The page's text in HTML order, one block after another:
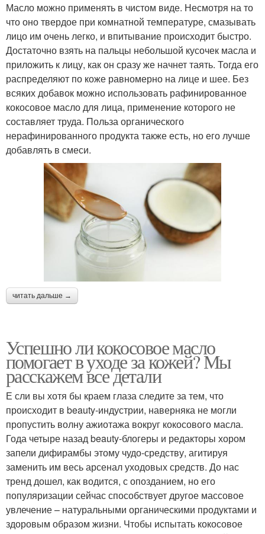
Масло можно применять в чистом виде. Несмотря на то
что оно твердое при комнатной температуре, смазывать
лицо им очень легко, и впитывание происходит быстро.
Достаточно взять на пальцы небольшой кусочек масла и
приложить к лицу, как он сразу же начнет таять. Тогда его
распределяют по коже равномерно на лице и шее. Без
всяких добавок можно использовать рафинированное
кокосовое масло для лица, применение которого не
составляет труда. Польза органического
нерафинированного продукта также есть, но его лучше
добавлять в смеси.
читать дальше →
Успешно ли кокосовое масло
помогает в уходе за кожей? Мы
расскажем все детали
Е сли вы хотя бы краем глаза следите за тем, что
происходит в beauty-индустрии, наверняка не могли
пропустить волну ажиотажа вокруг кокосового масла.
Года четыре назад beauty-блогеры и редакторы хором
запели дифирамбы этому чудо-средству, агитируя
заменить им весь арсенал уходовых средств. До нас
тренд дошел, как водится, с опозданием, но его
популяризации сейчас способствует другое массовое
увлечение – натуральными органическими продуктами и
здоровым образом жизни. Чтобы испытать кокосовое